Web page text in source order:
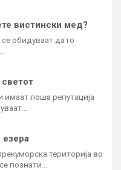
вистински мед?
обидуваат да го
имаат лоша репутација
езера
територија во
познати…